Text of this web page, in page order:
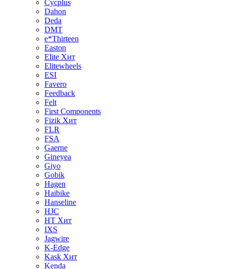
Cycplus
Dahon
Deda
DMT
e*Thirteen
Easton
Elite Хит
Elitewheels
ESI
Favero
Feedback
Felt
First Components
Fizik Хит
FLR
FSA
Gaerne
Gineyea
Giyo
Gobik
Hagen
Haibike
Hanseline
HJC
HT Хит
IXS
Jagwire
K-Edge
Kask Хит
Kenda